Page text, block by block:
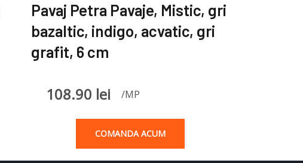
Pavaj Petra Pavaje, Mistic, gri
bazaltic, indigo, acvatic, gri
grafit, 6 cm
108.90 lei /MP
COMANDA ACUM